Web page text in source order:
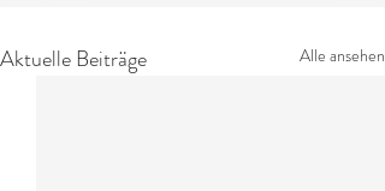
Aktuelle Beiträge Alle ansehen